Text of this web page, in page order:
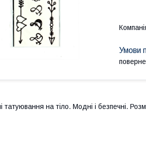
татуювання на тіло. Модні і безпечні.